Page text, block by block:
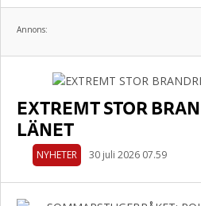
Annons:
EXTREMT STOR
LÄNET
NYHETER 30 juli 2026 07.59